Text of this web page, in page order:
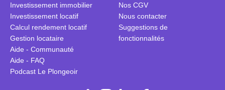
Investissement immobilier
Investissement locatif
Calcul rendement locatif
Gestion locataire
Aide - Communauté
Aide - FAQ
Podcast Le Plongeoir
Nos CGV
Nous contacter
Suggestions de
fonctionnalités